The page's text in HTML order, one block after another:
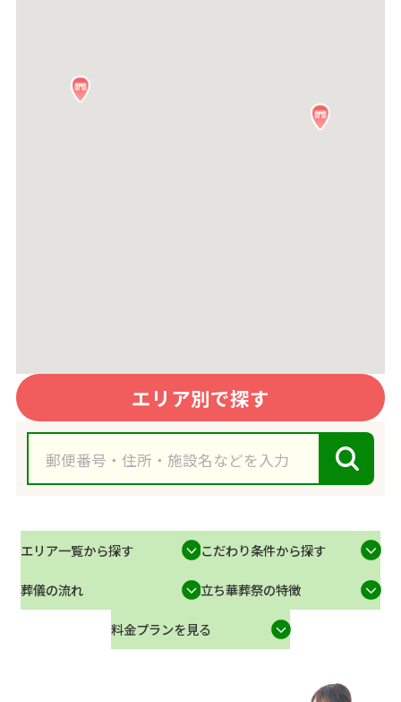
エリア別で探す
エリア一覧から探す こだわり条件から探す
葬儀の流れ 立ち華葬祭の特徴
料金プランを見る